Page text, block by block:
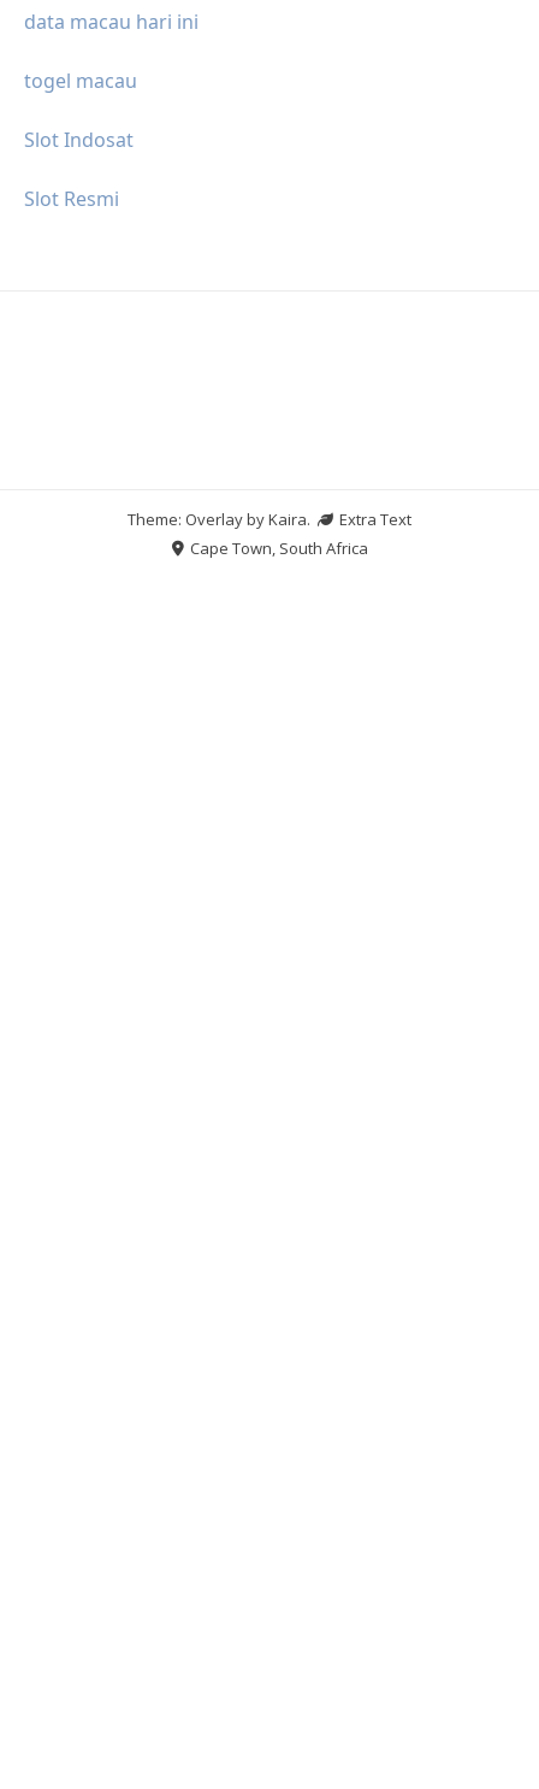
data macau hari ini
togel macau
Slot Indosat
Slot Resmi
Theme: Overlay byKaira.
Extra Text
Cape Town, South Africa